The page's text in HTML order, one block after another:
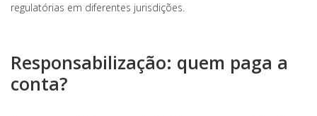
regulatórias em diferentes jurisdições.
Responsabilização: quem paga a
conta?